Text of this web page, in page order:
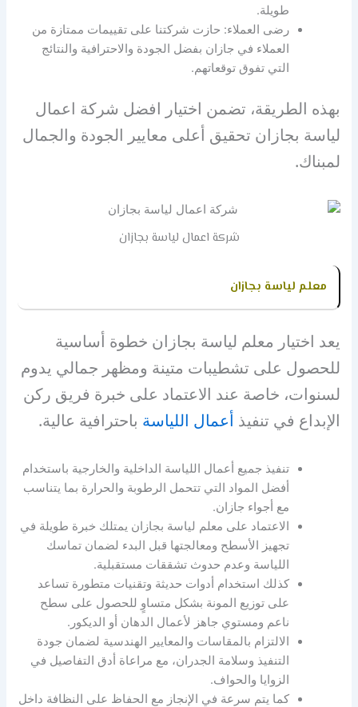
طويلة.
رضى العملاء: حازت شركتنا على تقييمات ممتازة من
العملاء في جازان بفضل الجودة والاحترافية والنتائج
التي تفوق توقعاتهم.
بهذه الطريقة، تضمن اختيار افضل شركة اعمال
لياسة بجازان تحقيق أعلى معايير الجودة والجمال
لمبناك.
شركة اعمال لياسة بجازان
معلم لياسة بجازان
يعد اختيار معلم لياسة بجازان خطوة أساسية
للحصول على تشطيبات متينة ومظهر جمالي يدوم
لسنوات، خاصة عند الاعتماد على خبرة فريق ركن
الإبداع في تنفيذ أعمال اللياسة باحترافية عالية.
تنفيذ جميع أعمال اللياسة الداخلية والخارجية باستخدام
أفضل المواد التي تتحمل الرطوبة والحرارة بما يتناسب
مع أجواء جازان.
الاعتماد على معلم لياسة بجازان يمتلك خبرة طويلة في
تجهيز الأسطح ومعالجتها قبل البدء لضمان تماسك
اللياسة وعدم حدوث تشققات مستقبلية.
كذلك استخدام أدوات حديثة وتقنيات متطورة تساعد
على توزيع المونة بشكل متساوٍ للحصول على سطح
ناعم ومستوي جاهز لأعمال الدهان أو الديكور.
الالتزام بالمقاسات والمعايير الهندسية لضمان جودة
التنفيذ وسلامة الجدران، مع مراعاة أدق التفاصيل في
الزوايا والحواف.
كما يتم سرعة في الإنجاز مع الحفاظ على النظافة داخل